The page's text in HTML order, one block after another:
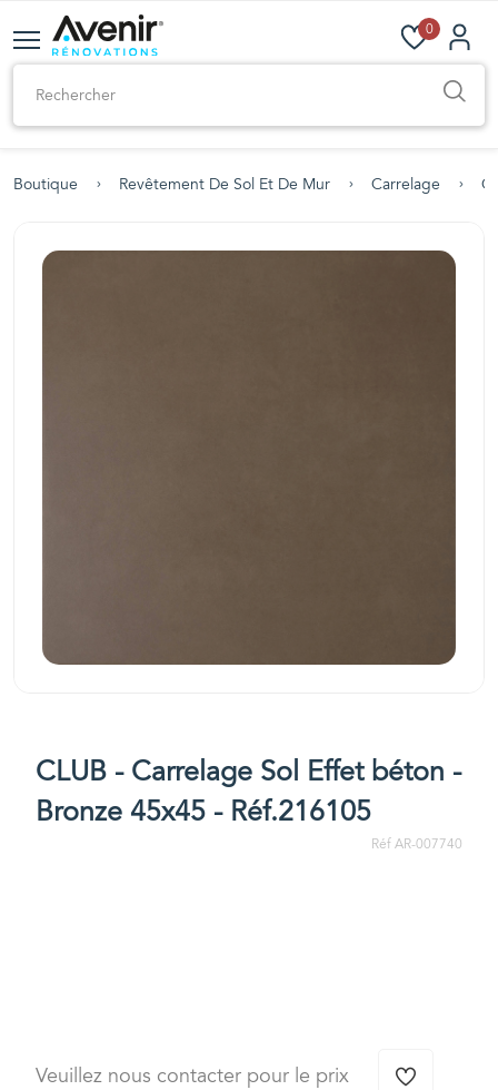
0
Boutique Revêtement De Sol Et De Mur Carrelage
CLUB - Carrelage Sol Effet béton -
Bronze 45x45 - Réf.216105
Réf AR-007740
Veuillez nous contacter pour le prix